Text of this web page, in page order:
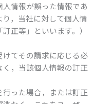
情報が誤った情報であ
，当社に対して個人情
正等」といいます。）
てその請求に応じる必
，当該個人情報の訂正
った場合，または訂正